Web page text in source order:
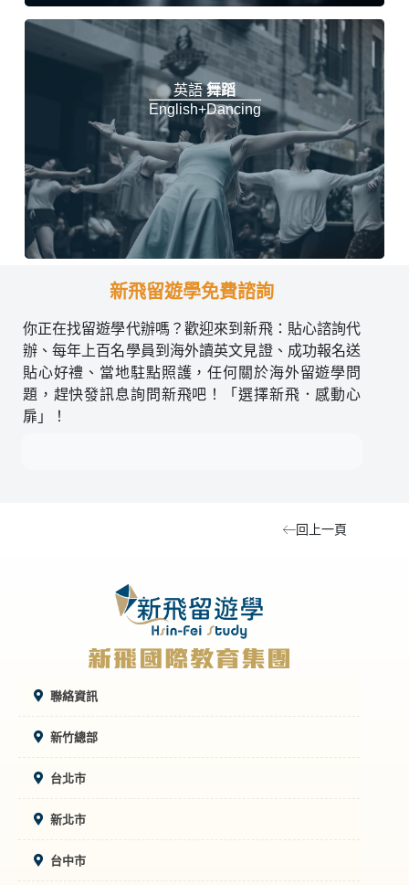
英語舞蹈
English+Dancing
新飛留遊學免費諮詢
你正在找留遊學代辦嗎？歡迎來到新飛：貼心諮詢代
辦、每年上百名學員到海外讀英文見證、成功報名送
貼心好禮、當地駐點照護，任何關於海外留遊學問
題，趕快發訊息詢問新飛吧！「選擇新飛．感動心
扉」！
回上一頁
聯絡資訊
新竹總部
台北市
新北市
台中市